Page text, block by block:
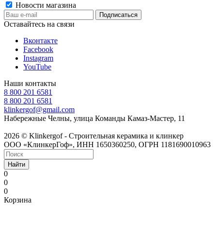
Новости магазина
Оставайтесь на связи
Вконтакте
Facebook
Instagram
YouTube
Наши контакты
8 800 201 6581
8 800 201 6581
klinkergof@gmail.com
Набережные Челны, улица Команды Камаз-Мастер, 11
2026 © Klinkergof - Строительная керамика и клинкер
ООО «КлинкерГоф», ИНН 1650360250, ОГРН 1181690010963
Найти
0
0
0
Корзина